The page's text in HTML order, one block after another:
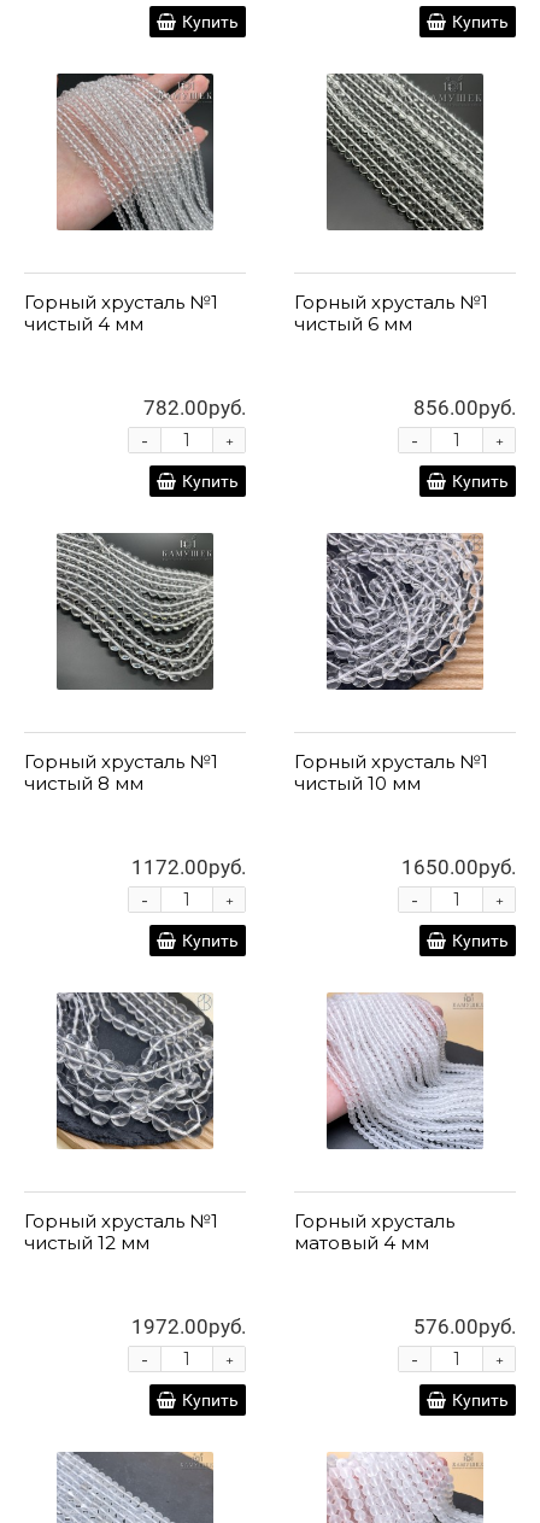
Купить Купить
Горный хрусталь №1
чистый 4 мм
782.00руб.
+
-
Купить
Горный хрусталь №1
чистый 6 мм
856.00руб.
+
-
Купить
Горный хрусталь №1
чистый 8 мм
1172.00руб.
+
-
Купить
Горный хрусталь №1
чистый 10 мм
1650.00руб.
+
-
Купить
Горный хрусталь №1
чистый 12 мм
1972.00руб.
+
-
Купить
Горный хрусталь
матовый 4 мм
576.00руб.
+
-
Купить